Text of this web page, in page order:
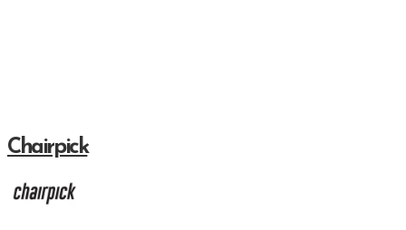
Chairpick